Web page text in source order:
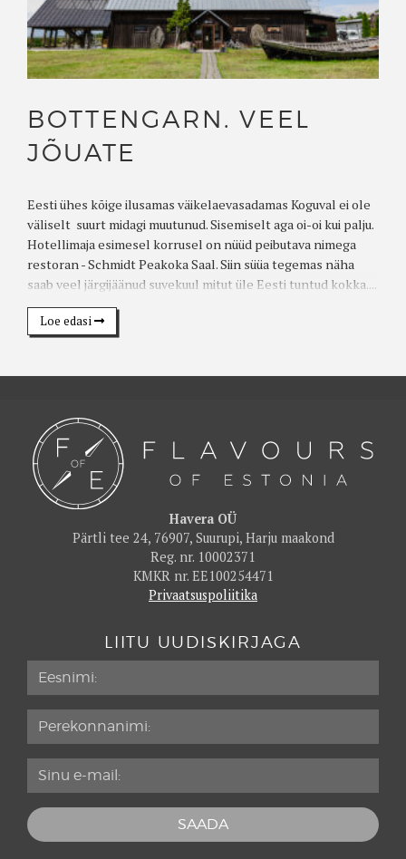
BOTTENGARN. VEEL
JÕUATE
Eesti ühes kõige ilusamas väikelaevasadamas Koguval ei ole
väliselt suurt midagi muutunud. Sisemiselt aga oi-oi kui palju.
Hotellimaja esimesel korrusel on nüüd peibutava nimega
restoran - Schmidt Peakoka Saal. Siin süüa tegemas näha
saab veel järgijäänud suvekuul mitut üle Eesti tuntud kokka....
Loe edasi
Havera OÜ
Pärtli tee 24, 76907, Suurupi, Harju maakond
Reg. nr. 10002371
KMKR nr. EE100254471
Privaatsuspoliitika
LIITU UUDISKIRJAGA